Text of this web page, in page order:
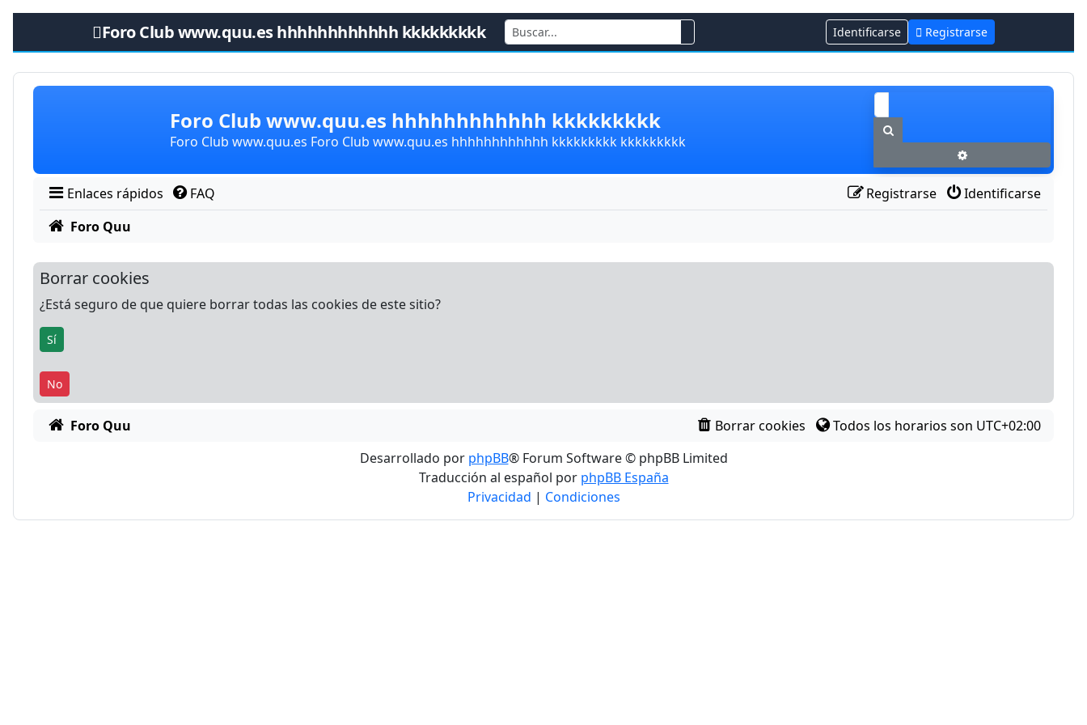
Foro Club www.quu.es hhhhhhhhhhhh kkkkkkkkk Identificarse Registrarse
Obviar
Foro Club www.quu.es hhhhhhhhhhhh kkkkkkkkk
Foro Club www.quu.es Foro Club www.quu.es hhhhhhhhhhhh kkkkkkkkk kkkkkkkkk
Enlaces rápidos FAQ Identificarse
Registrarse
Foro Quu
Borrar cookies
¿Está seguro de que quiere borrar todas las cookies de este sitio?
Foro Quu Borrar cookies Todos los horarios son UTC+02:00
Desarrollado por phpBB® Forum Software © phpBB Limited
Traducción al español por phpBB España
Privacidad | Condiciones